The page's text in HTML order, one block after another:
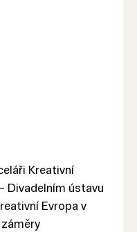
Kreativní
Divadelním ústavu
Evropa v